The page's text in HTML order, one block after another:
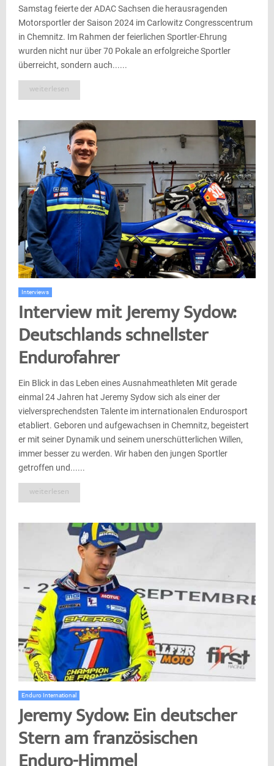
Samstag feierte der ADAC Sachsen die herausragenden
Motorsportler der Saison 2024 im Carlowitz Congresscentrum
in Chemnitz. Im Rahmen der feierlichen Sportler-Ehrung
wurden nicht nur über 70 Pokale an erfolgreiche Sportler
überreicht, sondern auch......
weiterlesen
Interviews
Interview mit Jeremy Sydow:
Deutschlands schnellster
Endurofahrer
Ein Blick in das Leben eines Ausnahmeathleten Mit gerade
einmal 24 Jahren hat Jeremy Sydow sich als einer der
vielversprechendsten Talente im internationalen Endurosport
etabliert. Geboren und aufgewachsen in Chemnitz, begeistert
er mit seiner Dynamik und seinem unerschütterlichen Willen,
immer besser zu werden. Wir haben den jungen Sportler
getroffen und......
weiterlesen
Enduro International
Jeremy Sydow: Ein deutscher
Stern am französischen